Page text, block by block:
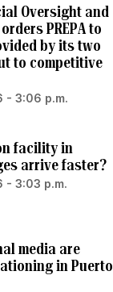
Oversight and
PREPA to
by its two
to competitive
- 3:06 p.m.
facility in
arrive faster?
- 3:03 p.m.
media are
in Puerto